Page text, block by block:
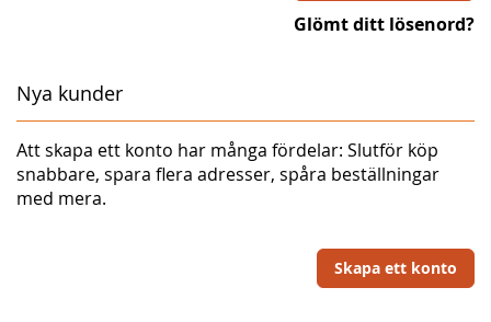
Glömt ditt lösenord?
Nya kunder
Att skapa ett konto har många fördelar: Slutför köp
snabbare, spara flera adresser, spåra beställningar
med mera.
Skapa ett konto